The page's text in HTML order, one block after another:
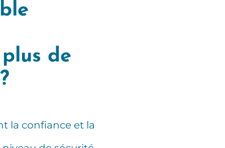
de
la confiance et la